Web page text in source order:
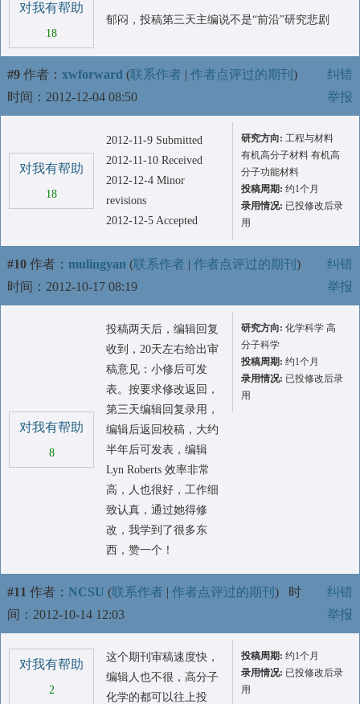
对我有帮助
18
郁闷，投稿第三天主编说不是“前沿”研究悲剧
#9 作者： xwforward (联系作者 | 作者点评过的期刊 )
时间：2012-12-04 08:50
纠错
举报
对我有帮助
18
2012-11-9 Submitted
2012-11-10 Received
2012-12-4 Minor
revisions
2012-12-5 Accepted
研究方向: 工程与材料
有机高分子材料 有机高
分子功能材料
投稿周期: 约1个月
录用情况: 已投修改后录
用
#10 作者： mulingyan (联系作者 | 作者点评过的期刊 )
时间：2012-10-17 08:19
纠错
举报
对我有帮助
8
投稿两天后，编辑回复
收到，20天左右给出审
稿意见：小修后可发
表。按要求修改返回，
第三天编辑回复录用，
编辑后返回校稿，大约
半年后可发表，编辑
Lyn Roberts 效率非常
高，人也很好，工作细
致认真，通过她得修
改，我学到了很多东
西，赞一个！
研究方向: 化学科学 高
分子科学
投稿周期: 约1个月
录用情况: 已投修改后录
用
#11 作者： NCSU (联系作者 | 作者点评过的期刊 ) 时
间：2012-10-14 12:03
纠错
举报
对我有帮助
2
这个期刊审稿速度快，
编辑人也不很，高分子
化学的都可以往上投
投稿周期: 约1个月
录用情况: 已投修改后录
用